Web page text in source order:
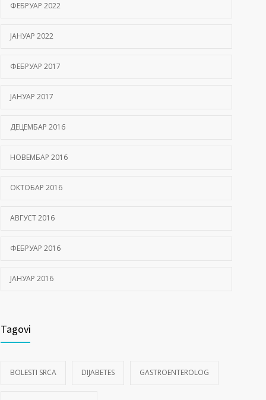
ФЕБРУАР 2022
ЈАНУАР 2022
ФЕБРУАР 2017
ЈАНУАР 2017
ДЕЦЕМБАР 2016
НОВЕМБАР 2016
ОКТОБАР 2016
АВГУСТ 2016
ФЕБРУАР 2016
ЈАНУАР 2016
Tagovi
BOLESTI SRCA DIJABETES GASTROENTEROLOG